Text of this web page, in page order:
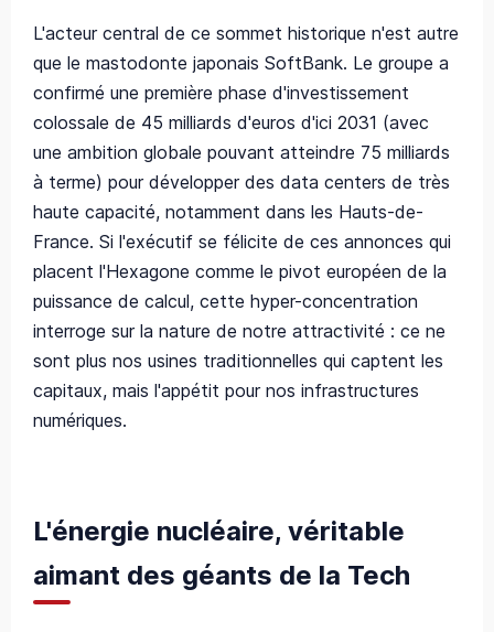
L'acteur central de ce sommet historique n'est autre
que le mastodonte japonais SoftBank. Le groupe a
confirmé une première phase d'investissement
colossale de 45 milliards d'euros d'ici 2031 (avec
une ambition globale pouvant atteindre 75 milliards
à terme) pour développer des data centers de très
haute capacité, notamment dans les Hauts-de-
France. Si l'exécutif se félicite de ces annonces qui
placent l'Hexagone comme le pivot européen de la
puissance de calcul, cette hyper-concentration
interroge sur la nature de notre attractivité : ce ne
sont plus nos usines traditionnelles qui captent les
capitaux, mais l'appétit pour nos infrastructures
numériques.
L'énergie nucléaire, véritable
aimant des géants de la Tech